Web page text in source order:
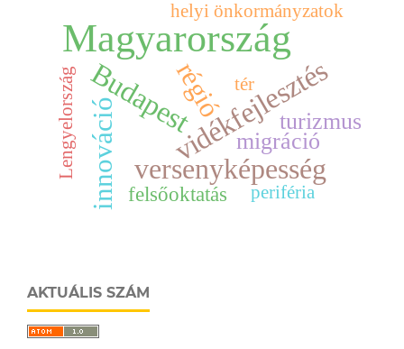
Magyarország
vidékfejlesztés
versenyképesség
Budapest
innováció
régió
migráció
turizmus
felsőoktatás
helyi önkormányzatok
tér
periféria
Lengyelország
AKTUÁLIS SZÁM